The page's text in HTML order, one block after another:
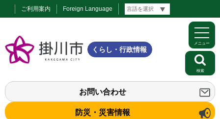
ご利用案内 Foreign Language
くらし・行政情報
お問い合わせ
防災・災害情報
メニュー
検索